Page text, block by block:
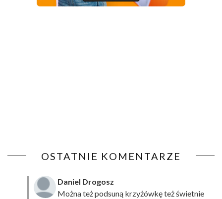
OSTATNIE KOMENTARZE
Daniel Drogosz
Można też podsuną krzyżówkęteż świetnie